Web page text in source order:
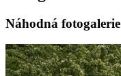
Náhodná fotogalerie